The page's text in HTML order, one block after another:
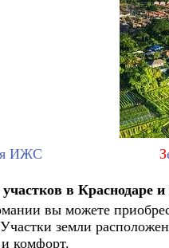
ИЖС З
в Краснодаре
вы можете
земли
комфорт.